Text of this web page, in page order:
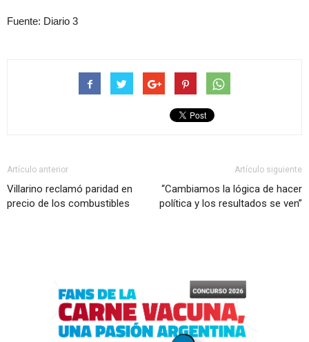
Fuente: Diario 3
Artículo anterior
Villarino reclamó paridad en
precio de los combustibles
Artículo siguiente
“Cambiamos la lógica de hacer
política y los resultados se ven”